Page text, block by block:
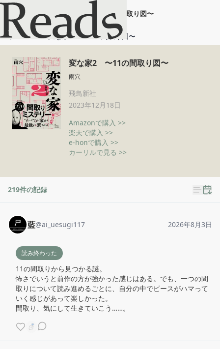
変な家2 〜11の間取り図〜
ホーム 変な家2 〜11の間取り図〜
変な家2 〜11の間取り図〜
雨穴
飛鳥新社
2023年12月18日
Amazonで購入 >>
楽天で購入 >>
e-honで購入 >>
カーリルで見る >>
219件の記録
藍@ai_uesugi117 2026年8月3日
読み終わった
11の間取りから見つかる謎。
怖さでいうと前作の方が強かった感じはある。でも、一つの間
取りについて読み進めるごとに、自分の中でピースがハマって
いく感じがあって楽しかった。
間取り、気にして生きていこう……。